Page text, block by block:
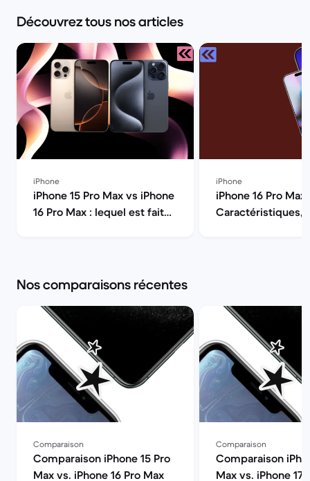
Découvrez tous nos articles
iPhone
iPhone 15 Pro Max vs iPhone
16 Pro Max : lequel est fait
iPhone
iPhone 16 Pro Max
Caractéristiques,
Nos comparaisons récentes
Comparaison
Comparaison iPhone 15 Pro
Max vs. iPhone 16 Pro Max
Comparaison
Comparaison
Max vs. iPhone 17